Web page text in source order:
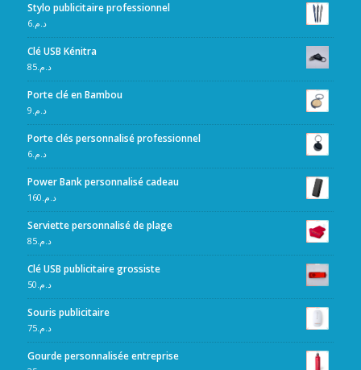
Stylo publicitaire professionnel
د.م.6
Clé USB Kénitra
د.م.85
Porte clé en Bambou
د.م.9
Porte clés personnalisé professionnel
د.م.6
Power Bank personnalisé cadeau
د.م.160
Serviette personnalisé de plage
د.م.85
Clé USB publicitaire grossiste
د.م.50
Souris publicitaire
د.م.75
Gourde personnalisée entreprise